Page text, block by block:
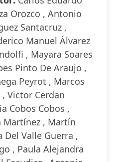
Orozco , Antonio
Santacruz ,
Manuel Álvarez
, Mayara Soares
Pinto De Araujo ,
Peyrot , Marcos
, Victor Cerdan
Cobos Cobos ,
Martínez , Martín
Del Valle Guerra ,
, Paula Alejandra